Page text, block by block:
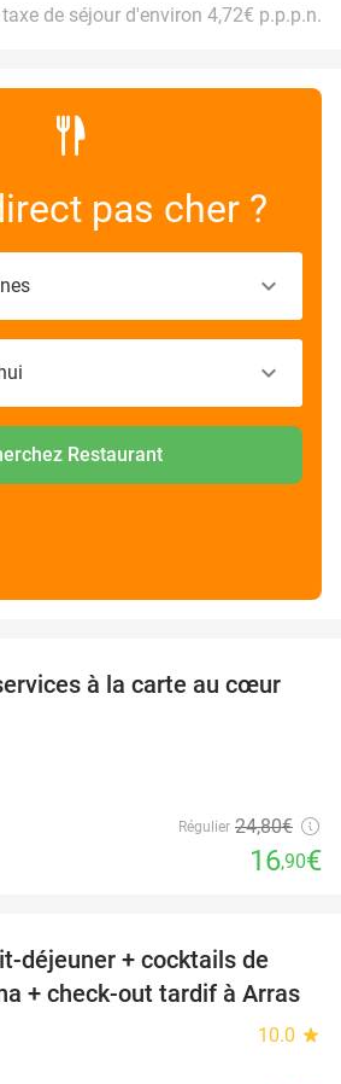
de séjour d'environ 4,72€ p.p.p.n.
pas cher ?
Restaurant
32%
à la carte au cœur
Régulier 24,80€
16,90€
déjeuner + cocktails de
+ check-out tardif à Arras
10.0 star